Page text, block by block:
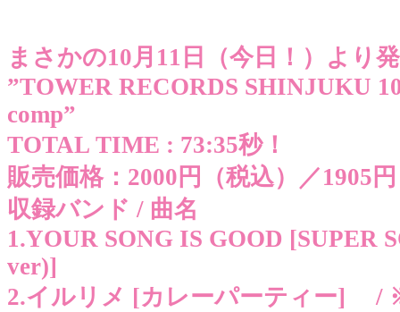
まさかの10月11日（今日！）より
”TOWER RECORDS SHINJUKU
comp”
TOTAL TIME : 73:35秒！
販売価格：2000円（税込）／1905
収録バンド / 曲名
1.YOUR SONG IS GOOD [SUPER
ver)]
2.イルリメ [カレーパーティー] /